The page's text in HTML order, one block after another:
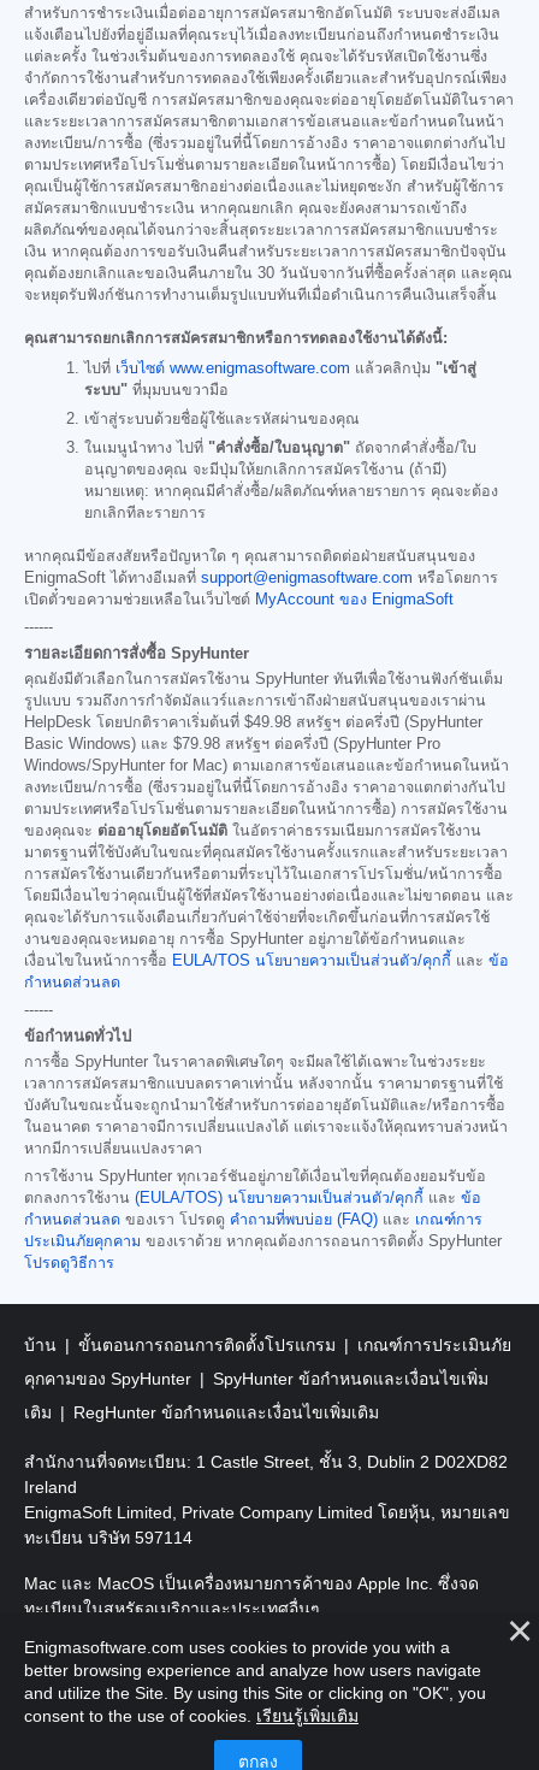
สำหรับการชำระเงินเมื่อต่ออายุการสมัครสมาชิกอัตโนมัติ ระบบจะส่งอีเมล
แจ้งเตือนไปยังที่อยู่อีเมลที่คุณระบุไว้เมื่อลงทะเบียนก่อนถึงกำหนดชำระเงิน
แต่ละครั้ง ในช่วงเริ่มต้นของการทดลองใช้ คุณจะได้รับรหัสเปิดใช้งานซึ่ง
จำกัดการใช้งานสำหรับการทดลองใช้เพียงครั้งเดียวและสำหรับอุปกรณ์เพียง
เครื่องเดียวต่อบัญชี การสมัครสมาชิกของคุณจะต่ออายุโดยอัตโนมัติในราคา
และระยะเวลาการสมัครสมาชิกตามเอกสารข้อเสนอและข้อกำหนดในหน้า
ลงทะเบียน/การซื้อ (ซึ่งรวมอยู่ในที่นี้โดยการอ้างอิง ราคาอาจแตกต่างกันไป
ตามประเทศหรือโปรโมชั่นตามรายละเอียดในหน้าการซื้อ) โดยมีเงื่อนไขว่า
คุณเป็นผู้ใช้การสมัครสมาชิกอย่างต่อเนื่องและไม่หยุดชะงัก สำหรับผู้ใช้การ
สมัครสมาชิกแบบชำระเงิน หากคุณยกเลิก คุณจะยังคงสามารถเข้าถึง
ผลิตภัณฑ์ของคุณได้จนกว่าจะสิ้นสุดระยะเวลาการสมัครสมาชิกแบบชำระ
เงิน หากคุณต้องการขอรับเงินคืนสำหรับระยะเวลาการสมัครสมาชิกปัจจุบัน
คุณต้องยกเลิกและขอเงินคืนภายใน 30 วันนับจากวันที่ซื้อครั้งล่าสุด และคุณ
จะหยุดรับฟังก์ชันการทำงานเต็มรูปแบบทันทีเมื่อดำเนินการคืนเงินเสร็จสิ้น
คุณสามารถยกเลิกการสมัครสมาชิกหรือการทดลองใช้งานได้ดังนี้:
ไปที่ เว็บไซต์ www.enigmasoftware.com แล้วคลิกปุ่ม "เข้าสู่
ระบบ" ที่มุมบนขวามือ
เข้าสู่ระบบด้วยชื่อผู้ใช้และรหัสผ่านของคุณ
ในเมนูนำทาง ไปที่ "คำสั่งซื้อ/ใบอนุญาต" ถัดจากคำสั่งซื้อ/ใบ
อนุญาตของคุณ จะมีปุ่มให้ยกเลิกการสมัครใช้งาน (ถ้ามี)
หมายเหตุ: หากคุณมีคำสั่งซื้อ/ผลิตภัณฑ์หลายรายการ คุณจะต้อง
ยกเลิกทีละรายการ
หากคุณมีข้อสงสัยหรือปัญหาใด ๆ คุณสามารถติดต่อฝ่ายสนับสนุนของ
EnigmaSoft ได้ทางอีเมลที่ support@enigmasoftware.com หรือโดยการ
เปิดตั๋วขอความช่วยเหลือในเว็บไซต์ MyAccount ของ EnigmaSoft
------
รายละเอียดการสั่งซื้อ SpyHunter
คุณยังมีตัวเลือกในการสมัครใช้งาน SpyHunter ทันทีเพื่อใช้งานฟังก์ชันเต็ม
รูปแบบ รวมถึงการกำจัดมัลแวร์และการเข้าถึงฝ่ายสนับสนุนของเราผ่าน
HelpDesk โดยปกติราคาเริ่มต้นที่ $49.98 สหรัฐฯ ต่อครึ่งปี (SpyHunter
Basic Windows) และ $79.98 สหรัฐฯ ต่อครึ่งปี (SpyHunter Pro
Windows/SpyHunter for Mac) ตามเอกสารข้อเสนอและข้อกำหนดในหน้า
ลงทะเบียน/การซื้อ (ซึ่งรวมอยู่ในที่นี้โดยการอ้างอิง ราคาอาจแตกต่างกันไป
ตามประเทศหรือโปรโมชั่นตามรายละเอียดในหน้าการซื้อ) การสมัครใช้งาน
ของคุณจะ ต่ออายุโดยอัตโนมัติ ในอัตราค่าธรรมเนียมการสมัครใช้งาน
มาตรฐานที่ใช้บังคับในขณะที่คุณสมัครใช้งานครั้งแรกและสำหรับระยะเวลา
การสมัครใช้งานเดียวกันหรือตามที่ระบุไว้ในเอกสารโปรโมชั่น/หน้าการซื้อ
โดยมีเงื่อนไขว่าคุณเป็นผู้ใช้ที่สมัครใช้งานอย่างต่อเนื่องและไม่ขาดตอน และ
คุณจะได้รับการแจ้งเตือนเกี่ยวกับค่าใช้จ่ายที่จะเกิดขึ้นก่อนที่การสมัครใช้
งานของคุณจะหมดอายุ การซื้อ SpyHunter อยู่ภายใต้ข้อกำหนดและ
เงื่อนไขในหน้าการซื้อ EULA/TOS นโยบายความเป็นส่วนตัว/คุกกี้ และ ข้อ
กำหนดส่วนลด
------
ข้อกำหนดทั่วไป
การซื้อ SpyHunter ในราคาลดพิเศษใดๆ จะมีผลใช้ได้เฉพาะในช่วงระยะ
เวลาการสมัครสมาชิกแบบลดราคาเท่านั้น หลังจากนั้น ราคามาตรฐานที่ใช้
บังคับในขณะนั้นจะถูกนำมาใช้สำหรับการต่ออายุอัตโนมัติและ/หรือการซื้อ
ในอนาคต ราคาอาจมีการเปลี่ยนแปลงได้ แต่เราจะแจ้งให้คุณทราบล่วงหน้า
หากมีการเปลี่ยนแปลงราคา
การใช้งาน SpyHunter ทุกเวอร์ชันอยู่ภายใต้เงื่อนไขที่คุณต้องยอมรับข้อ
ตกลงการใช้งาน (EULA/TOS) นโยบายความเป็นส่วนตัว/คุกกี้ และ ข้อ
กำหนดส่วนลด ของเรา โปรดดู คำถามที่พบบ่อย (FAQ) และ เกณฑ์การ
ประเมินภัยคุกคาม ของเราด้วย หากคุณต้องการถอนการติดตั้ง SpyHunter
โปรดดูวิธีการ
บ้าน ขั้นตอนการถอนการติดตั้งโปรแกรม
เกณฑ์การประเมินภัย
คุกคามของ SpyHunter
SpyHunter ข้อกำหนดและเงื่อนไขเพิ่ม
เติม
RegHunter ข้อกำหนดและเงื่อนไขเพิ่มเติม
สำนักงานที่จดทะเบียน: 1 Castle Street, ชั้น 3, Dublin 2 D02XD82
Ireland
EnigmaSoft Limited, Private Company Limited โดยหุ้น, หมายเลข
ทะเบียน บริษัท 597114
Mac และ MacOS เป็นเครื่องหมายการค้าของ Apple Inc. ซึ่งจด
ทะเบียนในสหรัฐอเมริกาและประเทศอื่นๆ
ลิขสิทธิ์ 2016-2026EnigmaSoft Ltd. สงวนลิขสิทธิ์
Enigmasoftware.com uses cookies to provide you with a
better browsing experience and analyze how users navigate
and utilize the Site. By using this Site or clicking on "OK", you
consent to the use of cookies. เรียนรู้เพิ่มเติม